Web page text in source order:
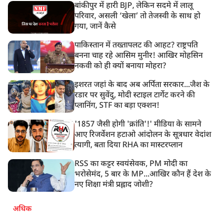
बांकीपुर में हारी BJP, लेकिन सदमे में लालू
परिवार, असली ‘खेला’ तो तेजस्वी के साथ हो
गया, जानें कैसे
पाकिस्तान में तख्तापलट की आहट? राष्ट्रपति
बनना चाह रहे आसिम मुनीर! आखिर मोहसिन
नकवी को ही क्यों बनाया मोहरा?
इशरत जहां के बाद अब अर्पिता सरकार...जैश के
रडार पर सुवेंदु, मोदी स्टाइल टार्गेट करने की
प्लानिंग, STF का बड़ा एक्शन!
'1857 जैसी होगी 'क्रांति'!' मीडिया के सामने
आए रिजर्वेशन हटाओ आंदोलन के सूत्रधार वेदांश
त्यागी, बता दिया RHA का मास्टरप्लान
RSS का कट्टर स्वयंसेवक, PM मोदी का
भरोसेमंद, 5 बार के MP...आखिर कौन हैं देश के
नए शिक्षा मंत्री प्रह्लाद जोशी?
अधिक